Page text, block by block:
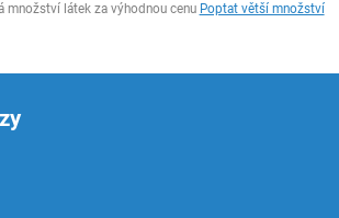
množství látek za výhodnou cenu Poptat větší množství